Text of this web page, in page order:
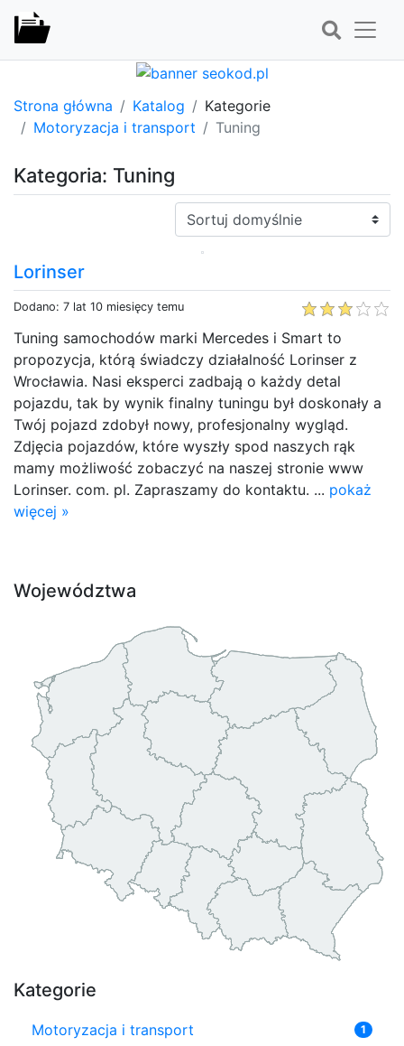
Strona główna Katalog
Kategorie
Motoryzacja i transport
Tuning
Kategoria: Tuning
Sortuj:
Lorinser
Dodano: 7 lat 10 miesięcy temu
Tuning samochodów marki Mercedes i Smart to
propozycja, którą świadczy działalność Lorinser z
Wrocławia. Nasi eksperci zadbają o każdy detal
pojazdu, tak by wynik finalny tuningu był doskonały a
Twój pojazd zdobył nowy, profesjonalny wygląd.
Zdjęcia pojazdów, które wyszły spod naszych rąk
mamy możliwość zobaczyć na naszej stronie www
Lorinser. com. pl. Zapraszamy do kontaktu. ... pokaż
więcej »
Województwa
Kategorie
Motoryzacja i transport 1